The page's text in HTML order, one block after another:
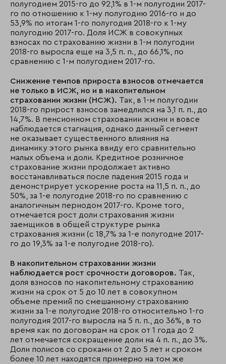
полугодием 2015-го до 92,1% в 1-м полугодии 2017-
го по отношению к 1-му полугодию 2016-го и до
53,9% по итогам 1-го полугодия 2018-го к 1-му
полугодию 2017-го. Доля ИСЖ в совокупных
взносах по страхованию жизни в 1-м полугодии
2018-го выросла еще на 3,5 п. п., до 66,1%, по
сравнению с 1-м полугодием 2017-го.
Снижение темпов прироста взносов отмечается
не только в ИСЖ, но и в накопительном
страховании жизни (НСЖ). Так, в 1-м полугодии
2018-го прирост взносов замедлился на 3,1 п. п., до
14,7%. В пенсионном страховании жизни и вовсе
наблюдается стагнация, однако данный сегмент
не оказывает существенного влияния на
динамику этого рынка ввиду его сравнительно
малых объема и доли. Кредитное розничное
страхование жизни продолжает активно
восстанавливаться после падения 2015 года и
демонстрирует ускорение роста на 11,5 п. п., до
50%, за 1-е полугодие 2018-го по сравнению с
аналогичным периодом 2017-го. Кроме того,
отмечается рост доли страхования жизни
заемщиков в общей структуре рынка
страхования жизни (с 18,7% за 1-е полугодие 2017-
го до 19,3% за 1-е полугодие 2018-го).
В накопительном страховании жизни
наблюдается рост срочности договоров. Так,
доля взносов по накопительному страхованию
жизни на срок от 5 до 10 лет в совокупном
объеме премий по смешанному страхованию
жизни за 1-е полугодие 2018-го относительно 1-го
полугодия 2017-го выросла на 5 п. п., до 36%, в то
время как по договорам на срок от 1 года до 2
лет отмечается сокращение доли на 4 п. п., до 3%.
Доли полисов со сроками от 2 до 5 лет и сроком
более 10 лет находятся примерно на том же